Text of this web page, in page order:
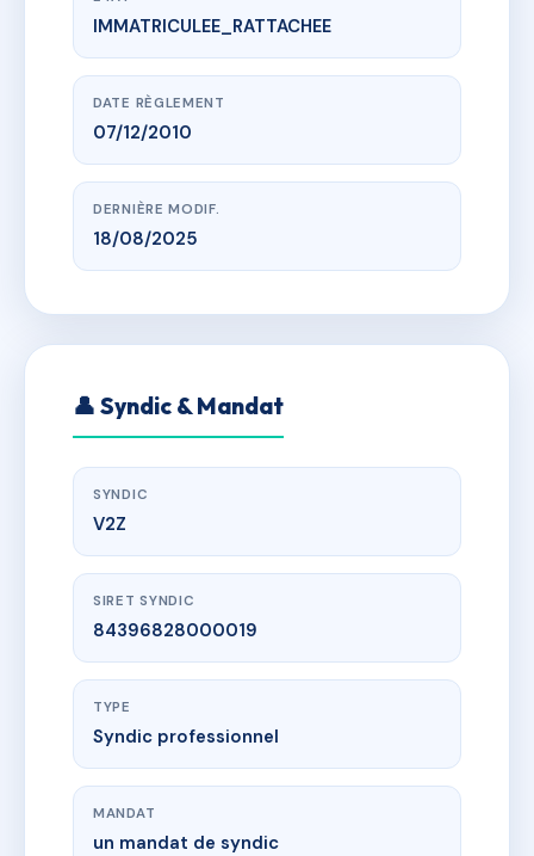
www.vme.plus/AD3060274
CHALET LES 4 SAISONS
RTE DE L'ISERTAN
IMMATRICULEE_RATTACHEE
DATE RÈGLEMENT
07/12/2010
DERNIÈRE MODIF.
18/08/2025
👤 Syndic & Mandat
SYNDIC
V2Z
SIRET SYNDIC
84396828000019
TYPE
Syndic professionnel
MANDAT
un mandat de syndic